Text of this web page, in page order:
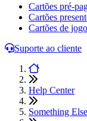
Cartões pré-
Cartões
Cartões de
Suporte ao cliente
Help Center
Something Else